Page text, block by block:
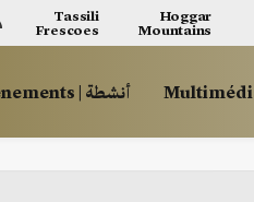
Hoggar
Mountains
Tassili
Frescoes
أنشطة | Evènements